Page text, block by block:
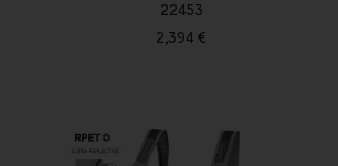
22453
2,394 €